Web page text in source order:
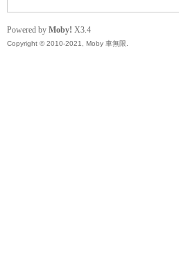
Powered by Moby! X3.4
Copyright © 2010-2021, Moby 車無限.